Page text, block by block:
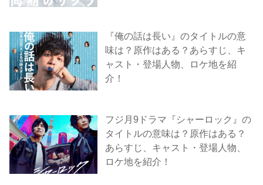
『俺の話は長い』のタイトルの意
味は？原作はある？あらすじ、キ
ャスト・登場人物、ロケ地を紹
介！
フジ月9ドラマ『シャーロック』の
タイトルの意味は？原作はある？
あらすじ、キャスト・登場人物、
ロケ地を紹介！